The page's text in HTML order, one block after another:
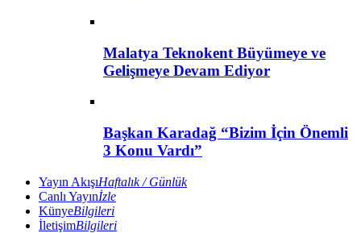
Malatya Teknokent Büyümeye ve
Gelişmeye Devam Ediyor
Başkan Karadağ “Bizim İçin Önemli
3 Konu Vardı”
Yayın AkışıHaftalık / Günlük
Canlı Yayınİzle
KünyeBilgileri
İletişimBilgileri